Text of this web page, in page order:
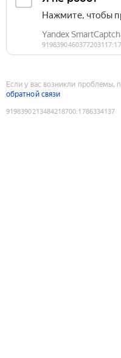
Если у вас возникли проблемы,
обратной связи
9198390213484218700:1786334137